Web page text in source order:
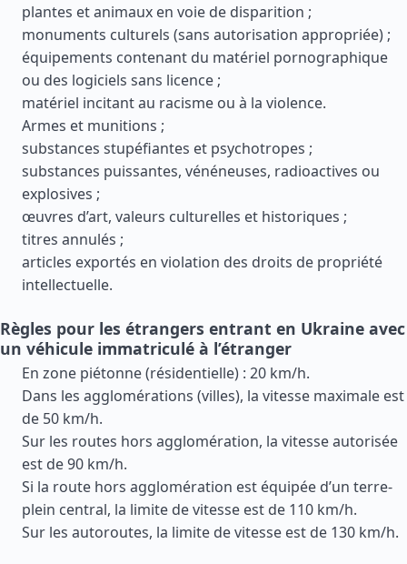
plantes et animaux en voie de disparition ;
monuments culturels (sans autorisation appropriée) ;
équipements contenant du matériel pornographique
ou des logiciels sans licence ;
matériel incitant au racisme ou à la violence.
Armes et munitions ;
substances stupéfiantes et psychotropes ;
substances puissantes, vénéneuses, radioactives ou
explosives ;
œuvres d’art, valeurs culturelles et historiques ;
titres annulés ;
articles exportés en violation des droits de propriété
intellectuelle.
Règles pour les étrangers entrant en Ukraine avec
un véhicule immatriculé à l’étranger
En zone piétonne (résidentielle) : 20 km/h.
Dans les agglomérations (villes), la vitesse maximale est
de 50 km/h.
Sur les routes hors agglomération, la vitesse autorisée
est de 90 km/h.
Si la route hors agglomération est équipée d’un terre-
plein central, la limite de vitesse est de 110 km/h.
Sur les autoroutes, la limite de vitesse est de 130 km/h.